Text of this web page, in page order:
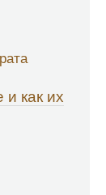
и как их